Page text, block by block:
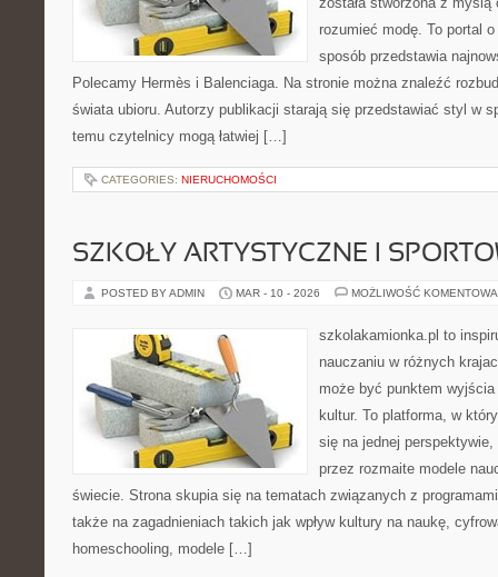
rozumieć modę. To portal
sposób przedstawia
Polecamy Hermès i Balenciaga. Na stronie można znaleźć
świata ubioru. Autorzy publikacji starają się przedstawiać styl w
temu czytelnicy mogą łatwiej […]
CATEGORIES: NIERUCHOMOŚCI
SZKOŁY ARTYSTYCZNE I
POSTED BY ADMIN MAR - 10 - 2026 MOŻLIWOŚĆ
szkolakamionka.pl to
nauczaniu w różnych
może być punktem
kultur. To platforma, w
się na jednej
przez rozmaite modele
świecie. Strona skupia się na tematach związanych z
także na zagadnieniach takich jak wpływ kultury na naukę,
homeschooling, modele […]